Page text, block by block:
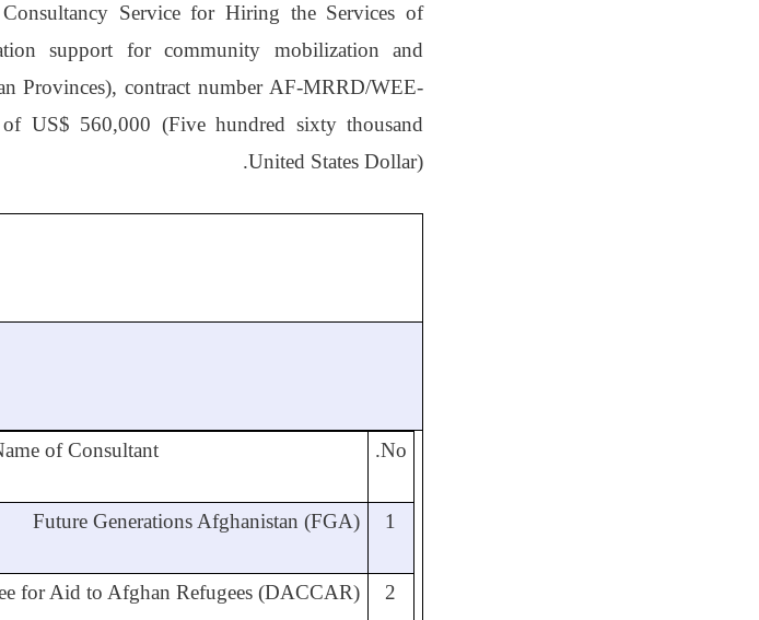
ServiceforHiring the Services of
support for community mobilization and
Provinces),contract number AF-MRRD/WEE-
of US$ 560,000 (Five hundred sixty thousand
United States Dollar).
No.
of Consultant
1
Future Generations Afghanistan (FGA)
2
for Aid to Afghan Refugees (DACCAR)